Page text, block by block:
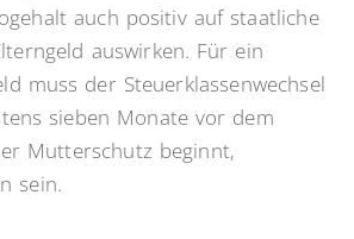
auch positiv auf staatliche
auswirken. Für ein
muss der Steuerklassenwechsel
sieben Monate vor dem
Mutterschutz beginnt,
sein.